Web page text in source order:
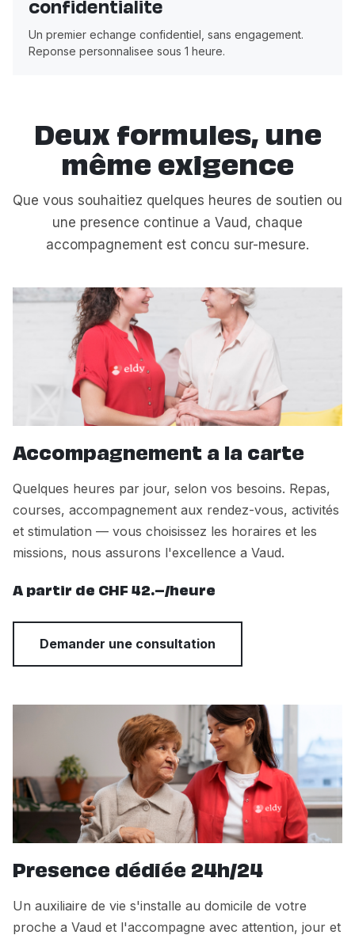
confidentialite
Un premier echange confidentiel, sans engagement.
Reponse personnalisee sous 1 heure.
Deux formules, une
même exigence
Que vous souhaitiez quelques heures de soutien ou
une presence continue a Vaud, chaque
accompagnement est concu sur-mesure.
Accompagnement a la carte
Quelques heures par jour, selon vos besoins. Repas,
courses, accompagnement aux rendez-vous, activités
et stimulation — vous choisissez les horaires et les
missions, nous assurons l'excellence a Vaud.
A partir de CHF 42.–/heure
Demander une consultation
Presence dédiée 24h/24
Un auxiliaire de vie s'installe au domicile de votre
proche a Vaud et l'accompagne avec attention, jour et